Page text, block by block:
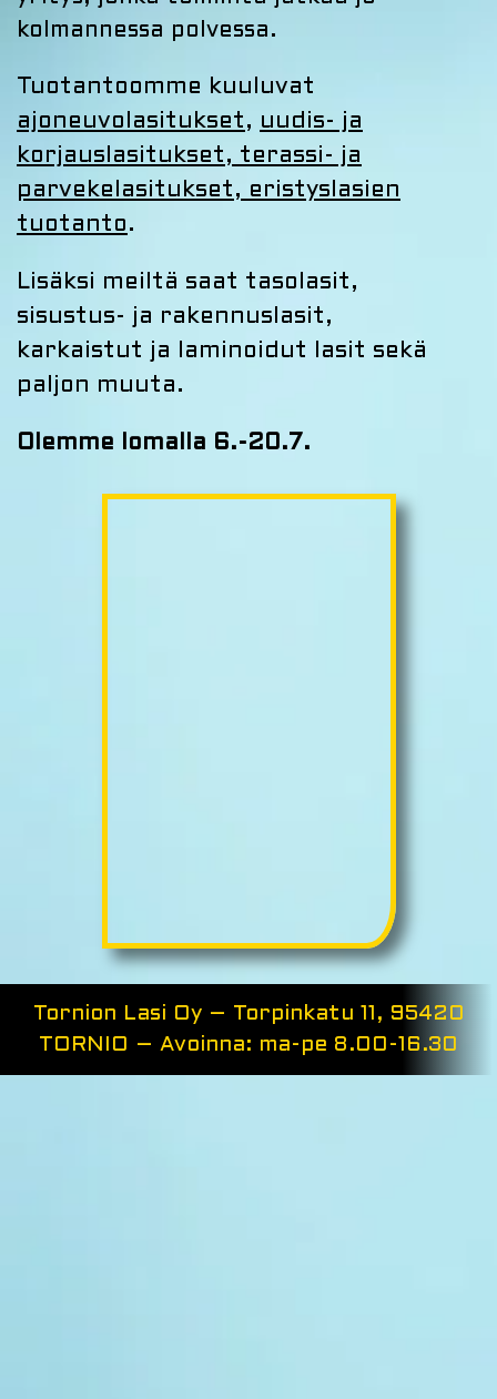
kolmannessa polvessa.
Tuotantoomme kuuluvat
ajoneuvolasitukset , uudis- ja
korjauslasitukset, terassi- ja
parvekelasitukset, eristyslasien
tuotanto .
Lisäksi meiltä saat tasolasit,
sisustus- ja rakennuslasit,
karkaistut ja laminoidut lasit sekä
paljon muuta.
Olemme lomalla 6.-20.7.
Tornion Lasi Oy – Torpinkatu 11, 95420
TORNIO – Avoinna: ma-pe 8.00-16.30